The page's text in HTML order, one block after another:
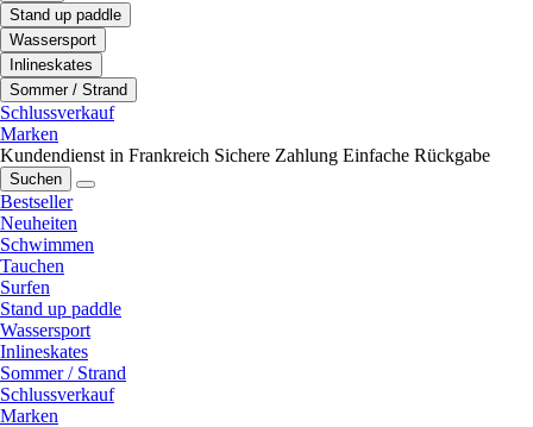
Stand up paddle
Wassersport
Inlineskates
Sommer / Strand
Schlussverkauf
Marken
Kundendienst in Frankreich Sichere Zahlung Einfache Rückgabe
Suchen
Bestseller
Neuheiten
Schwimmen
Tauchen
Surfen
Stand up paddle
Wassersport
Inlineskates
Sommer / Strand
Schlussverkauf
Marken